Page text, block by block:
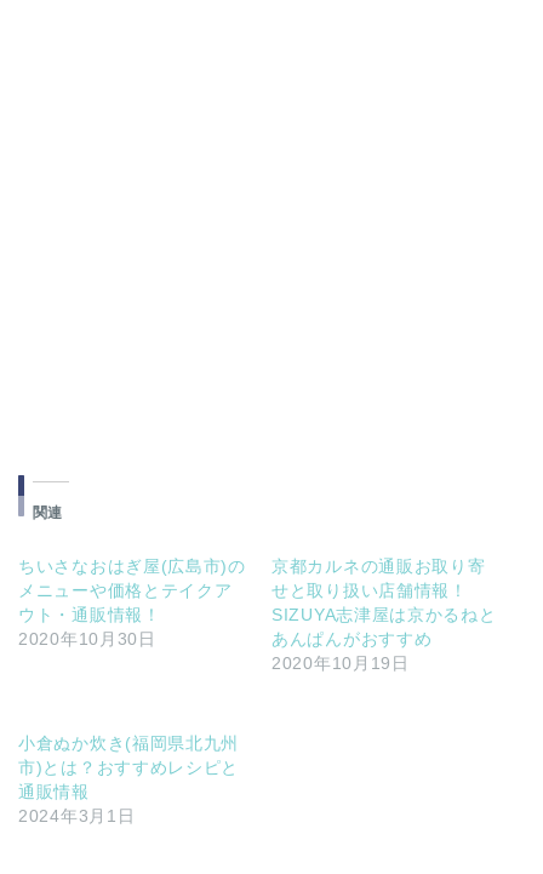
関連
ちいさなおはぎ屋(広島市)の
メニューや価格とテイクア
ウト・通販情報！
2020年10月30日
京都カルネの通販お取り寄
せと取り扱い店舗情報！
SIZUYA志津屋は京かるねと
あんぱんがおすすめ
2020年10月19日
小倉ぬか炊き(福岡県北九州
市)とは？おすすめレシピと
通販情報
2024年3月1日